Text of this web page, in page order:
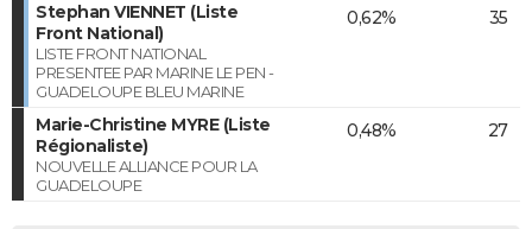
Stephan VIENNET (Liste
Front National)
LISTE FRONT NATIONAL
PRESENTEE PAR MARINE LE PEN -
GUADELOUPE BLEU MARINE
0,62% 35
Marie-Christine MYRE (Liste
Régionaliste)
NOUVELLE ALLIANCE POUR LA
GUADELOUPE
0,48% 27